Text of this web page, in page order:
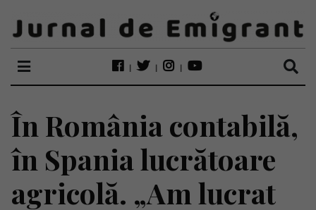
În România contabilă,
în Spania lucrătoare
agricolă. „Am lucrat